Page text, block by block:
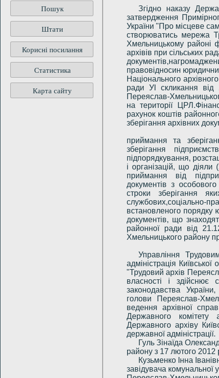
Пошук
Штати
Корисні посилання
Статистика
Карта сайту
Згідно наказу
затвердження
України "Про місцеве
створюватись мережа
Хмельницькому районі
архівів при сільських
правовідносин
Національного
ради УІ скликання від
Переяслав-
на території
рахунок коштів
зберігання архівних
приймання та
зберігання
підпорядкування,
і організацій, що діяли
приймання від
документів з
строки зберігання
встановленого порядку
документів, що
районної ради від
Хмельницького району
Управління
адміністрація
"Трудовий архів
власності і здійснює
законодавства
голови Переяслав-
ведення архівної
Державного комітету
Державного архіву
державної адміністрації.
Гуль Зінаїда
району з 17 лютого 2012
Кузьменко Інна
завідувача